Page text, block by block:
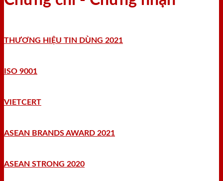
THƯƠNG HIỆU TIN DÙNG 2021
ISO 9001
VIETCERT
ASEAN BRANDS AWARD 2021
ASEAN STRONG 2020